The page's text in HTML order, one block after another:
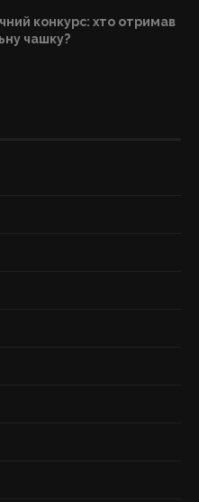
конкурс: хто отримав
чашку?